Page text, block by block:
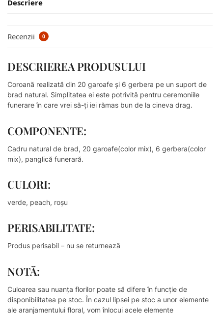
Descriere
Recenzii 0
DESCRIEREA PRODUSULUI
Coroană realizată din 20 garoafe și 6 gerbera pe un suport de
brad natural. Simplitatea ei este potrivită pentru ceremoniile
funerare în care vrei să-ți iei rămas bun de la cineva drag.
COMPONENTE:
Cadru natural de brad, 20 garoafe(color mix), 6 gerbera(color
mix), panglică funerară.
CULORI:
verde, peach, roșu
PERISABILITATE:
Produs perisabil – nu se returnează
NOTĂ:
Culoarea sau nuanţa florilor poate să difere în funcţie de
disponibilitatea pe stoc. În cazul lipsei pe stoc a unor elemente
ale aranjamentului floral, vom înlocui acele elemente